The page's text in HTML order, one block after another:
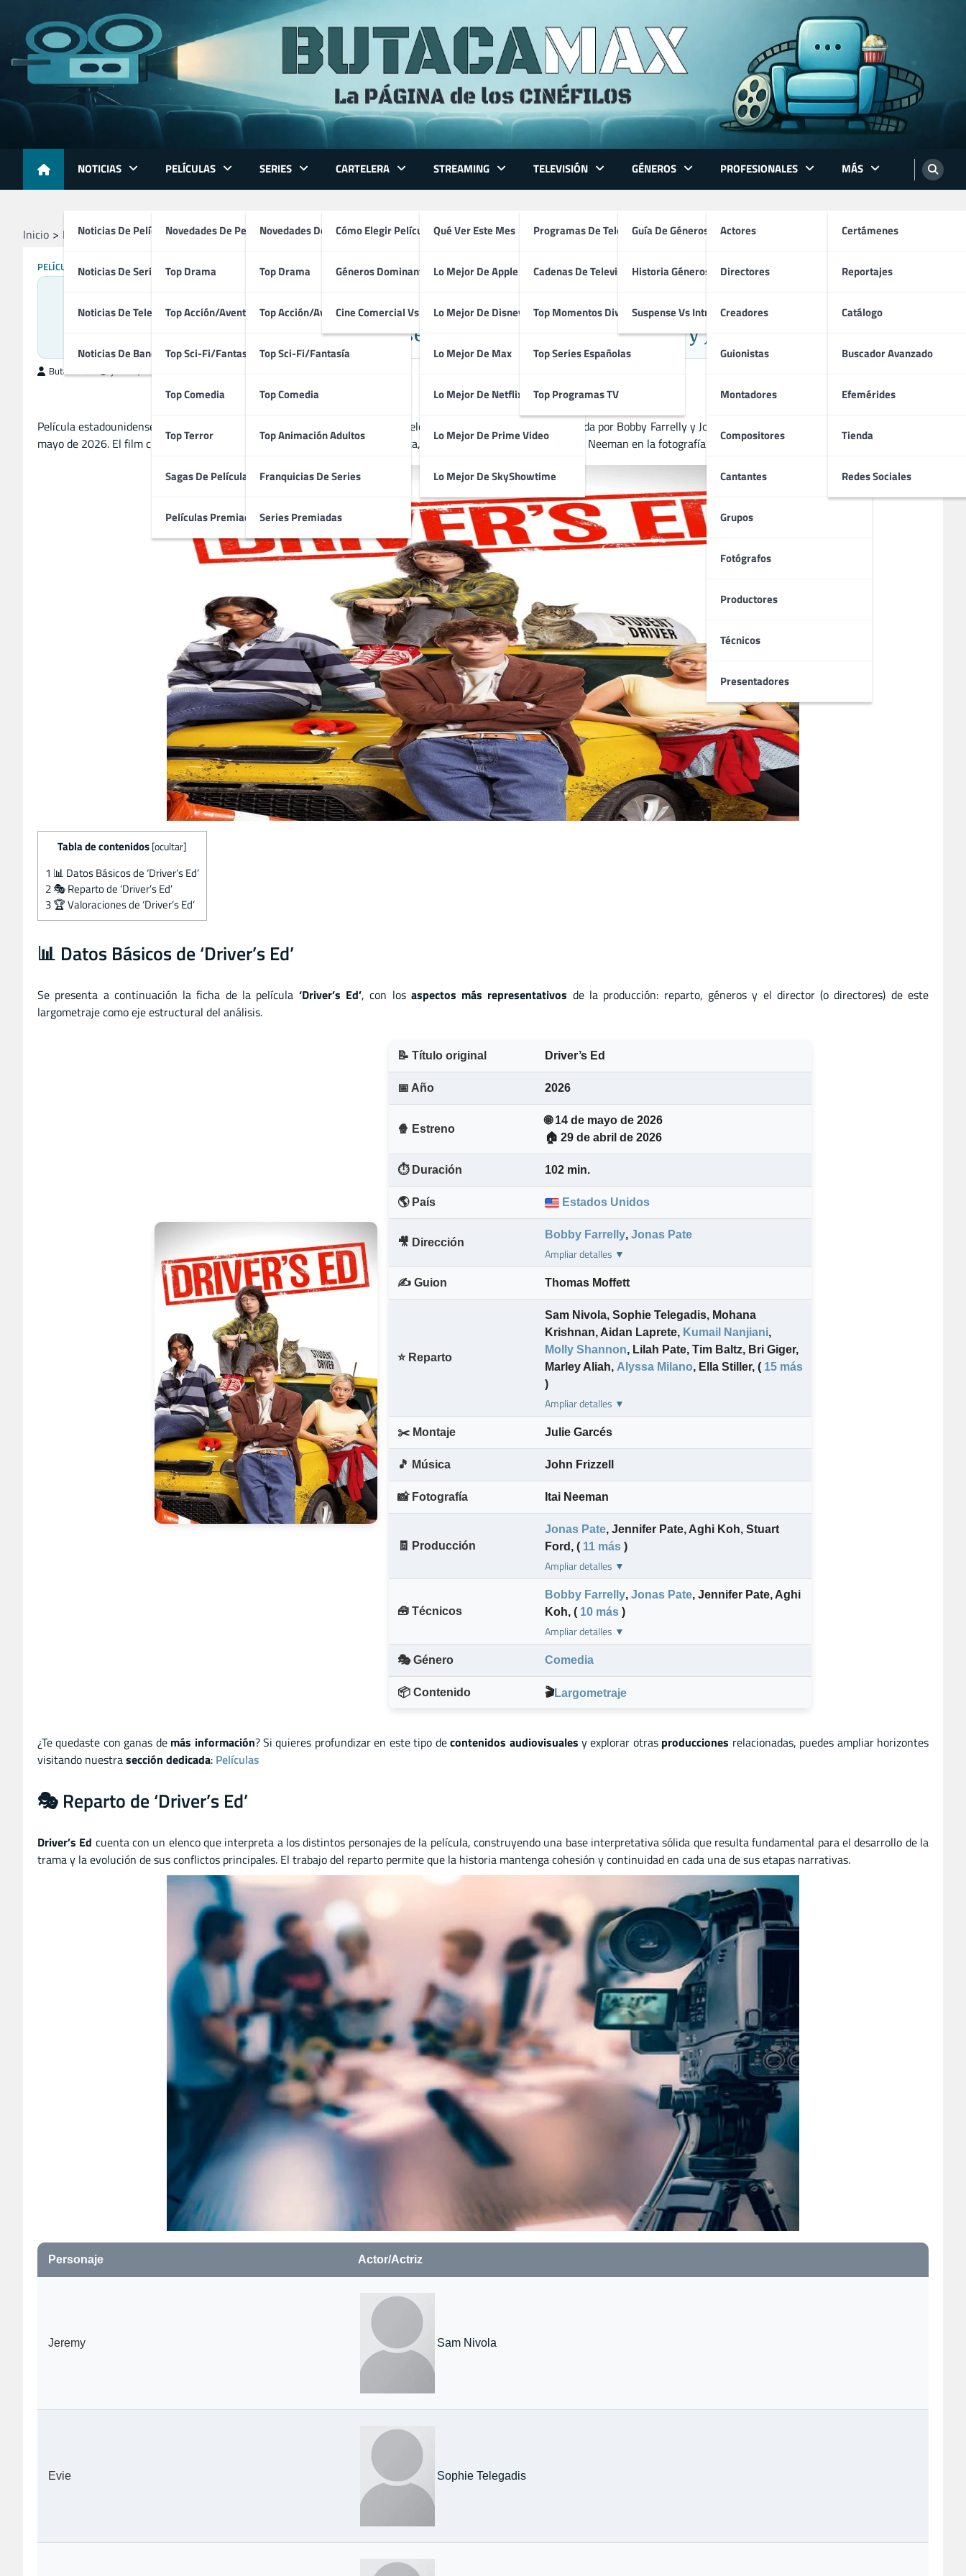
content
NOTICIAS
Noticias De Películas
Noticias De Series
Noticias De Televisión
Noticias De Bandas Sonoras
PELÍCULAS
Novedades De Películas
Top Drama
Top Acción/Aventura
Top Sci-Fi/Fantasía
Top Comedia
Top Terror
Sagas De Películas
Películas Premiadas
SERIES
Novedades De Series
Top Drama
Top Acción/Aventura
Top Sci-Fi/Fantasía
Top Comedia
Top Animación Adultos
Franquicias De Series
Series Premiadas
CARTELERA
Cómo Elegir Película
Géneros Dominantes
Cine Comercial Vs Autor
STREAMING
Qué Ver Este Mes
Lo Mejor De Apple TV
Lo Mejor De Disney+
Lo Mejor De Max
Lo Mejor De Netflix
Lo Mejor De Prime Video
Lo Mejor De SkyShowtime
TELEVISIÓN
Programas De Televisión
Cadenas De Televisión
Top Momentos Divertidos
Top Series Españolas
Top Programas TV
GÉNEROS
Guía De Géneros
Historia Géneros TV
Suspense Vs Intriga
PROFESIONALES
Actores
Directores
Creadores
Guionistas
Montadores
Compositores
Cantantes
Grupos
Fotógrafos
Productores
Técnicos
Presentadores
MÁS
Certámenes
Reportajes
Catálogo
Buscador Avanzado
Efemérides
Tienda
Redes Sociales
Inicio Películas Driver’s Ed (2026)
PELÍCULAS
Driver’s Ed (2026)
Producción Estadounidense dirigida por Bobby Farrelly y Jonas Pate
ButacaMax
Película estadounidense de comedia protagonizada por Sam Nivola, Sophie Telegadis y Mohana Krishnan y dirigida por Bobby Farrelly y Jonas Pate. Se estrenó a nivel mundial el 14 de
mayo de 2026. El film cuenta con la participación de John Frizzell en la música, Thomas Moffett en el guion y Itai Neeman en la fotografía respectivamente.
Tabla de contenidos [ocultar]
1 📊 Datos Básicos de ‘Driver’s Ed’
2🎭 Reparto de ‘Driver’s Ed’
3🏆 Valoraciones de ‘Driver’s Ed’
📊 Datos Básicos de ‘Driver’s Ed’
Se presenta a continuación la ficha de la película ‘Driver’s Ed’, con los aspectos más representativos de la producción: reparto, géneros y el director (o directores) de este
largometraje como eje estructural del análisis.
📝 Título original Driver’s Ed
📅 Año 2026
🍿 Estreno
🌐 14 de mayo de 2026
🏠 29 de abril de 2026
⏱️ Duración 102 min.
🌎 País Estados Unidos
🎥 Dirección
Bobby Farrelly, Jonas Pate
Ampliar detalles ▼
✍️ Guion Thomas Moffett
⭐ Reparto
Sam Nivola, Sophie Telegadis, Mohana
Krishnan, Aidan Laprete, Kumail Nanjiani,
Molly Shannon, Lilah Pate, Tim Baltz, Bri Giger,
Marley Aliah, Alyssa Milano, Ella Stiller, ( 15 más
)
Ampliar detalles ▼
✂️ Montaje Julie Garcés
🎵 Música John Frizzell
📸 Fotografía Itai Neeman
🧾 Producción
Jonas Pate, Jennifer Pate, Aghi Koh, Stuart
Ford , ( 11 más )
Ampliar detalles ▼
🧰 Técnicos
Bobby Farrelly, Jonas Pate, Jennifer Pate, Aghi
Koh, ( 10 más )
Ampliar detalles ▼
🎭 Género Comedia
📦 Contenido 🎬Largometraje
¿Te quedaste con ganas de más información? Si quieres profundizar en este tipo decontenidos audiovisuales y explorar otras producciones relacionadas, puedes ampliar horizontes
visitando nuestrasección dedicada: Películas
🎭 Reparto de ‘Driver’s Ed’
Driver’s Ed cuenta con un elenco que interpreta a los distintos personajes de la película, construyendo una base interpretativa sólida que resulta fundamental para el desarrollo de la
trama y la evolución de sus conflictos principales. El trabajo del reparto permite que la historia mantenga cohesión y continuidad en cada una de sus etapas narrativas.
Personaje Actor/Actriz
Jeremy Sam Nivola
Evie Sophie Telegadis